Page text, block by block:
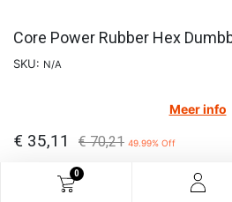
0
Core Power Rubber Hex
SKU: N/A
Meer info
€ 35,11 €70,21 49.99% Off
In winkelmandje